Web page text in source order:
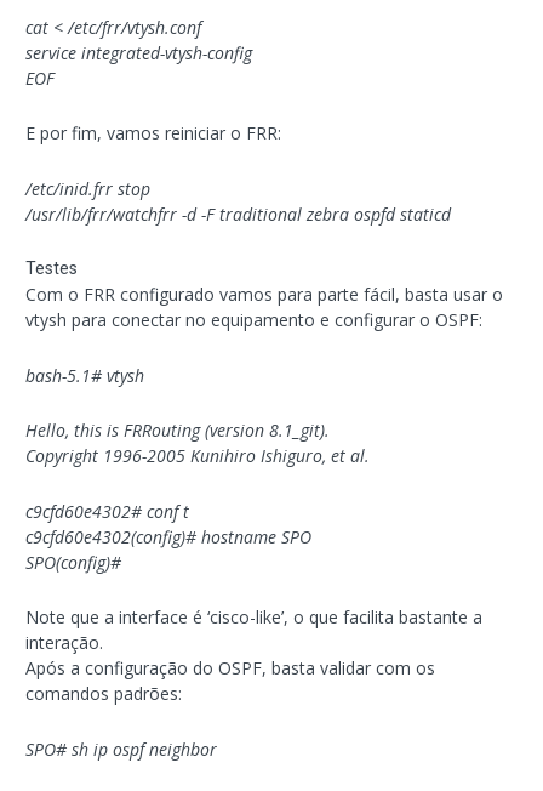
cat < /etc/frr/vtysh.conf
service integrated-vtysh-config
EOF
E por fim, vamos reiniciar o FRR:
/etc/inid.frr stop
/usr/lib/frr/watchfrr -d -F traditional zebra ospfd staticd
Testes
Com o FRR configurado vamos para parte fácil, basta usar o
vtysh para conectar no equipamento e configurar o OSPF:
bash-5.1# vtysh
Hello, this is FRRouting (version 8.1_git).
Copyright 1996-2005 Kunihiro Ishiguro, et al.
c9cfd60e4302# conf t
c9cfd60e4302(config)# hostname SPO
SPO(config)#
Note que a interface é ‘cisco-like’, o que facilita bastante a
interação.
Após a configuração do OSPF, basta validar com os
comandos padrões:
SPO# sh ip ospf neighbor